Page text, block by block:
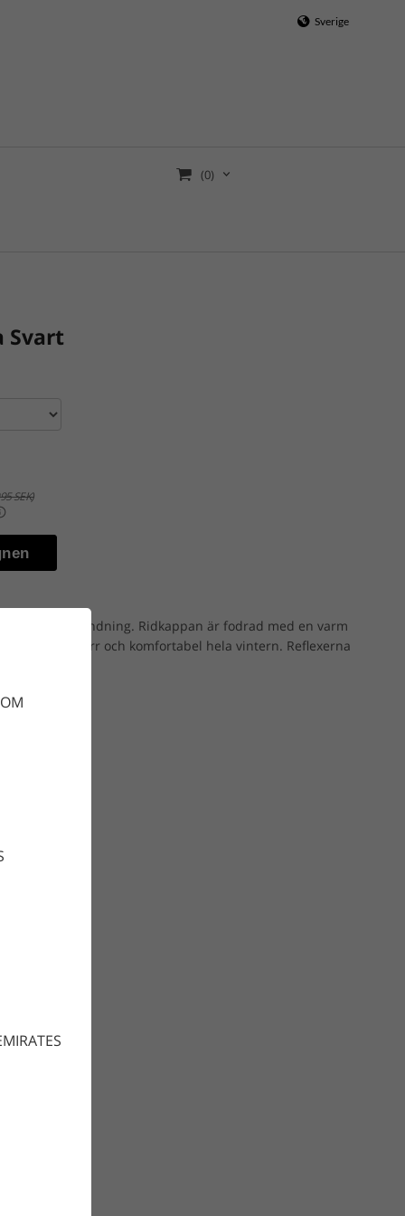
Sverige
(0)
Svart
SEK)
med god andning. Ridkappan är fodrad med en varm
garanterat torr och komfortabel hela vintern. Reflexerna